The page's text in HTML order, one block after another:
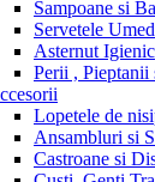
Sampoane si
Servetele
Asternut Igienic
Perii , Pieptanii
Lopetele de
Ansambluri si
Castroane si